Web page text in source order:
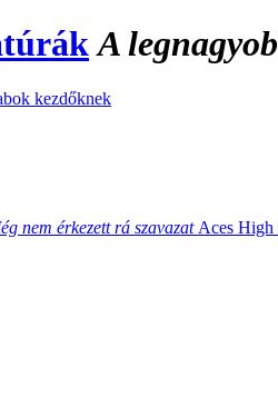
A
kezdőknek
nem érkezett rá szavazat Aces High